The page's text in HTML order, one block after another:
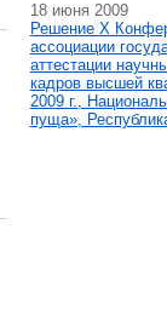
18 июня 2009
Решение X
ассоциации
аттестации
кадров высшей
2009 г.,
пуща»,